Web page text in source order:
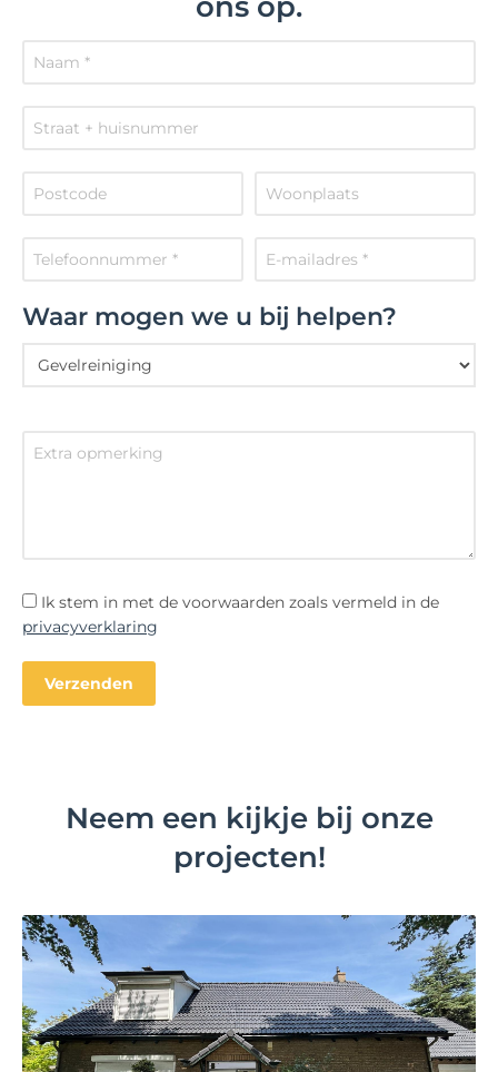
Waar mogen we u bij helpen?
Ik stem in met de voorwaarden zoals vermeld in de
privacyverklaring
Neem een kijkje bij onze
projecten!